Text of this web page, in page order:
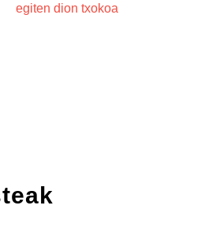
egiten dion txokoa